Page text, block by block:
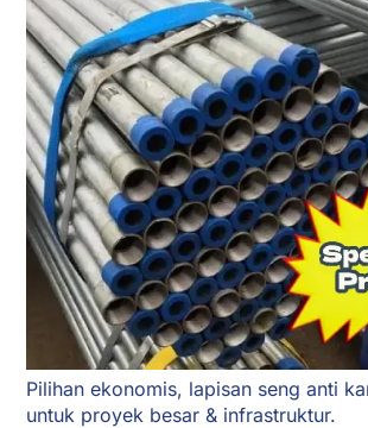
Pilihan ekonomis, lapisan seng anti
untuk proyek besar & infrastruktur.